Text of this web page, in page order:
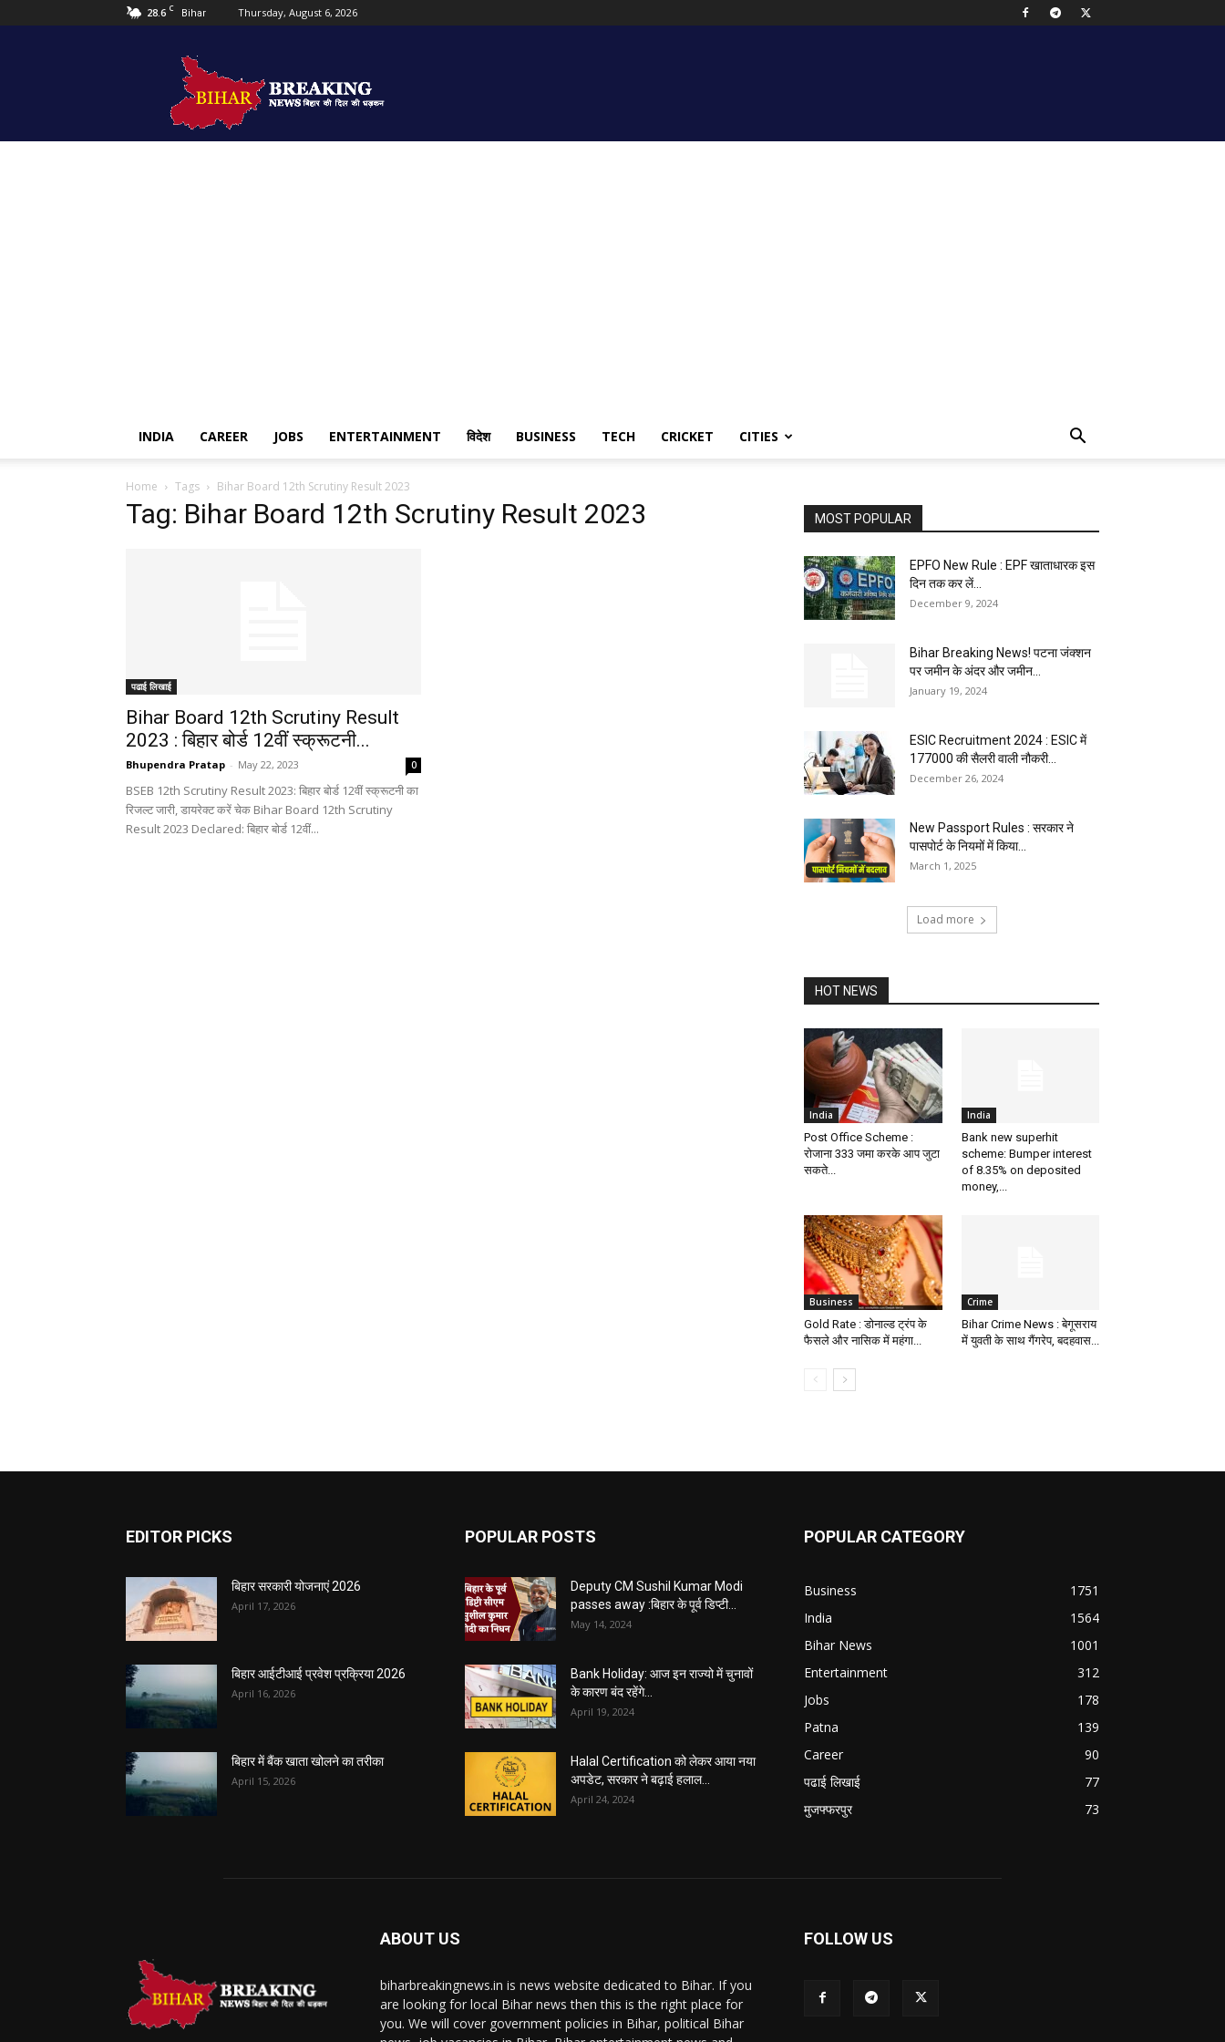
28.6 C Bihar Thursday, August 6, 2026
Breaking
news
INDIA CAREER JOBS ENTERTAINMENT विदेश BUSINESS TECH CRICKET CITIES
Home Tags Bihar Board 12th Scrutiny Result 2023
Tag: Bihar Board 12th Scrutiny Result 2023
पढाई लिखाई
Bihar Board 12th Scrutiny Result
2023 : बिहार बोर्ड 12वीं स्क्रूटनी...
Bhupendra Pratap - May 22, 2023 0
BSEB 12th Scrutiny Result 2023: बिहार बोर्ड 12वीं स्क्रूटनी का
रिजल्ट जारी, डायरेक्ट करें चेक Bihar Board 12th Scrutiny
Result 2023 Declared: बिहार बोर्ड 12वीं...
MOST POPULAR
EPFO New Rule : EPF खाताधारक इस
दिन तक कर लें...
December 9, 2024
Bihar Breaking News! पटना जंक्शन
पर जमीन के अंदर और जमीन...
January 19, 2024
ESIC Recruitment 2024 : ESIC में
177000 की सैलरी वाली नौकरी...
December 26, 2024
New Passport Rules : सरकार ने
पासपोर्ट के नियमों में किया...
March 1, 2025
Load more
HOT NEWS
India
Post Office Scheme :
रोजाना ₹333 जमा करके आप जुटा
सकते...
India
Bank new superhit
scheme: Bumper interest
of 8.35% on deposited
money,...
Business
Gold Rate : डोनाल्ड ट्रंप के
फैसले और नासिक में महंगा...
Crime
Bihar Crime News : बेगूसराय
में युवती के साथ गैंगरेप, बदहवास...
EDITOR PICKS
बिहार सरकारी योजनाएं 2026
April 17, 2026
बिहार आईटीआई प्रवेश प्रक्रिया 2026
April 16, 2026
बिहार में बैंक खाता खोलने का तरीका
April 15, 2026
POPULAR POSTS
Deputy CM Sushil Kumar Modi
passes away :बिहार के पूर्व डिप्टी...
May 14, 2024
Bank Holiday: आज इन राज्यो में चुनावों
के कारण बंद रहेंगे...
April 19, 2024
Halal Certification को लेकर आया नया
अपडेट, सरकार ने बढ़ाई हलाल...
April 24, 2024
POPULAR CATEGORY
Business
1751
India
1564
Bihar News
1001
Entertainment
312
Jobs
178
Patna
139
Career
90
पढाई लिखाई
77
मुजफ्फरपुर
73
ABOUT US
biharbreakingnews.in is news website dedicated to Bihar. If you
are looking for local Bihar news then this is the right place for
you. We will cover government policies in Bihar, political Bihar
FOLLOW US